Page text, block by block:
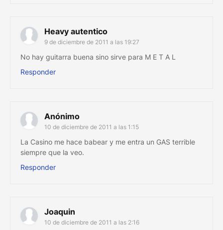
Heavy autentico
9 de diciembre de 2011 a las 19:27
No hay guitarra buena sino sirve para M E T A L
Responder
Anónimo
10 de diciembre de 2011 a las 1:15
La Casino me hace babear y me entra un GAS terrible
siempre que la veo.
Responder
Joaquin
10 de diciembre de 2011 a las 2:16